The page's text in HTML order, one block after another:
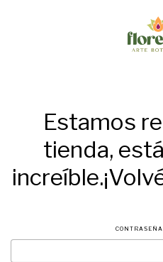
Estamos
tienda,